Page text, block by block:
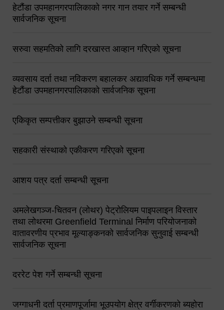
हेटौंडा उपमहानगरपालिकाको नगर गान तयार गर्ने सम्बन्धी
सार्वजनिक सूचना
सरुवा सहमतिको लागि दरखास्त आव्हान गरिएको सूचना
व्यवसाय दर्ता तथा नविकरण बहालकर अद्यावधिक गर्ने सम्बन्धमा
हेटौंडा उपमहानगरपालिकाको सार्वजनिक सूचना
एकिकृत सम्पत्तीकर बुझाउने सम्बन्धी सूचना
सहकारी संस्थाको एकीकरण गरिएको सूचना
आशय पत्र दर्ता सम्बन्धी सूचना
अमलेखगञ्ज-चितवन (लोथर) पेट्रोलियम पाइपलाइन विस्तार
तथा लोथरमा Greenfield Terminal निर्माण परियोजनाको
वातावरणीय प्रभाव मूल्याङ्कनको सार्वजनिक सुनुवाई सम्बन्धी
सार्वजनिक सूचना
दररेट पेश गर्ने सम्बन्धी सूचना
जग्गाधनी दर्ता प्रमाणपूर्जामा भूउपयोग क्षेत्र वर्गीकरणको ब्यहोरा